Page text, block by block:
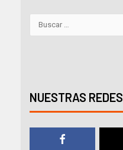
NUESTRAS REDES